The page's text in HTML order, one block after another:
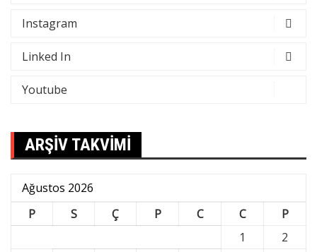
Instagram
Linked In
Youtube
ARŞİV TAKVİMİ
Ağustos 2026
P
S Ç P C C
P
1
2